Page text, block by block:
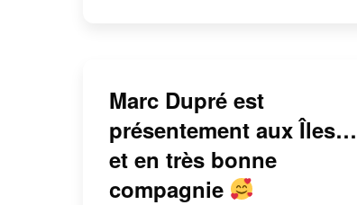
Marc Dupré est
présentement aux Îles…
et en très bonne
compagnie